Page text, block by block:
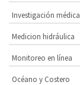
Investigación médica
Medicion hidráulica
Monitoreo en línea
Océano y Costero